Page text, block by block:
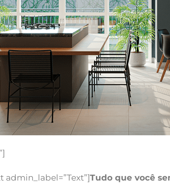
admin_label=”Text”]Tudo que você